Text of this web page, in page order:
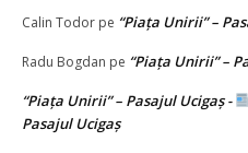
Calin Todor pe “Piața Unirii” –
Radu Bogdan pe “Piața Unirii” –
“Piața Unirii” – Pasajul Ucigaș -
Pasajul Ucigaș